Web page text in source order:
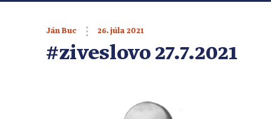
Ján Buc 26. júla 2021
#ziveslovo 27.7.2021